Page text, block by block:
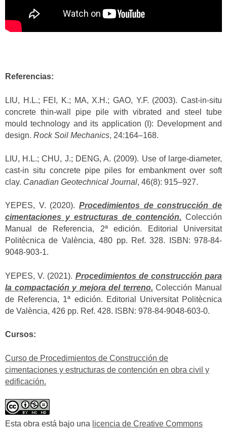
Referencias:
LIU, H.L.; FEI, K.; MA, X.H.; GAO, Y.F. (2003). Cast-in-situ
concrete thin-wall pipe pile with vibrated and steel tube
mould technology and its application (I): Development and
design. Rock Soil Mechanics, 24:164–168.
LIU, H.L.; CHU, J.; DENG, A. (2009). Use of large-diameter,
cast-in situ concrete pipe piles for embankment over soft
clay. Canadian Geotechnical Journal, 46(8): 915–927.
YEPES, V. (2020). Procedimientos de construcción de
cimentaciones y estructuras de contención. Colección
Manual de Referencia, 2ª edición. Editorial Universitat
Politècnica de València, 480 pp. Ref. 328. ISBN: 978-84-
9048-903-1.
YEPES, V. (2021). Procedimientos de construcción para
la compactación y mejora del terreno. Colección Manual
de Referencia, 1ª edición. Editorial Universitat Politècnica
de València, 426 pp. Ref. 428. ISBN: 978-84-9048-603-0.
Cursos:
Curso de Procedimientos de Construcción de
cimentaciones y estructuras de contención en obra civil y
edificación.
Esta obra está bajo una licencia de Creative Commons